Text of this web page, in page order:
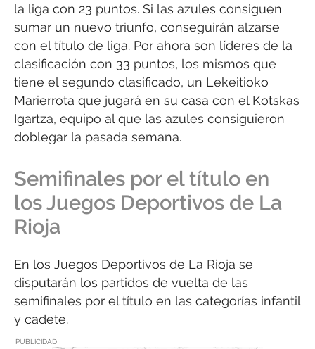
la liga con 23 puntos. Si las azules consiguen
sumar un nuevo triunfo, conseguirán alzarse
con el título de liga. Por ahora son líderes de la
clasificación con 33 puntos, los mismos que
tiene el segundo clasificado, un Lekeitioko
Marierrota que jugará en su casa con el Kotskas
Igartza, equipo al que las azules consiguieron
doblegar la pasada semana.
Semifinales por el título en
los Juegos Deportivos de La
Rioja
En los Juegos Deportivos de La Rioja se
disputarán los partidos de vuelta de las
semifinales por el título en las categorías infantil
y cadete.
PUBLICIDAD